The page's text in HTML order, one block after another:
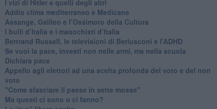
​I vizi di Hitler e quelli degli altri
Addio clima mediterraneo e Medicane
​Assange, Galileo e l’Ossimoro della Cultura
​I bulli d’Italia e i masochisti d’Italia
​Bertrand Russell, le televisioni di Berlusconi e l’ADHD
​Se vuoi la pace, investi non nelle armi, ma nella scuola
​Dichiara pace
​Appello agli elettori ad una scelta profonda del voto e del non
voto
"Come sfasciare il paese in sette mosse"
​Ma questi ci sono o ci fanno?